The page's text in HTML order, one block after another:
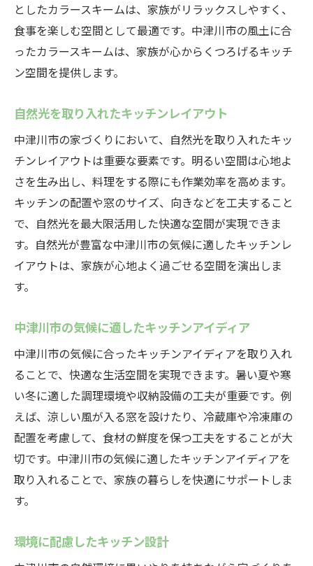
としたカラースキームは、家族がリラックスしやすく、
食事を楽しむ空間として最適です。中津川市の風土に合
ったカラースキームは、家族が心からくつろげるキッチ
ン空間を提供します。
自然光を取り入れたキッチンレイアウト
中津川市の家づくりにおいて、自然光を取り入れたキッ
チンレイアウトは重要な要素です。明るい空間は心地よ
さを生み出し、料理をする際にも作業効率を高めます。
キッチンの配置や窓のサイズ、向きなどを工夫すること
で、自然光を最大限活用した快適な空間が実現できま
す。自然光が豊富な中津川市の気候に適したキッチンレ
イアウトは、家族が心地よく過ごせる空間を演出しま
す。
中津川市の気候に適したキッチンアイディア
中津川市の気候に合ったキッチンアイディアを取り入れ
ることで、快適な生活空間を実現できます。暑い夏や寒
い冬に適した調理環境や収納設備の工夫が重要です。例
えば、涼しい風が入る窓を設けたり、冷蔵庫や冷凍庫の
配置を考慮して、食材の鮮度を保つ工夫をすることが大
切です。中津川市の気候に適したキッチンアイディアを
取り入れることで、家族の暮らしを快適にサポートしま
す。
環境に配慮したキッチン設計